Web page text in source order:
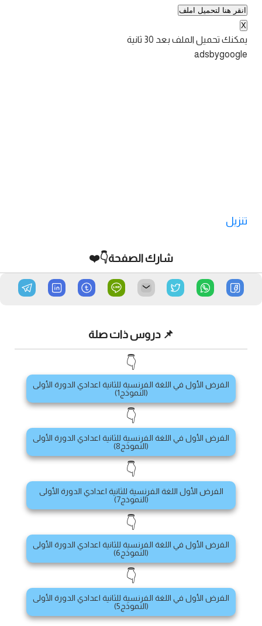
انقر هنا لتحميل املف
X
يمكنك تحميل الملف بعد 30 ثانية
adsbygoogle
تنزيل
شارك الصفحة👇❤️
📌 دروس ذات صلة
👇
الفرض الأول في اللغة الفرنسية للثانية اعدادي الدورة الأولى
(النموذج1)
👇
الفرض الأول في اللغة الفرنسية للثانية اعدادي الدورة الأولى
(النموذج8)
👇
الفرض الأول اللغة الفرنسية للثانية اعدادي الدورة الأولى
(النموذج7)
👇
الفرض الأول في اللغة الفرنسية للثانية اعدادي الدورة الأولى
(النموذج6)
👇
الفرض الأول في اللغة الفرنسية للثانية اعدادي الدورة الأولى
(النموذج5)